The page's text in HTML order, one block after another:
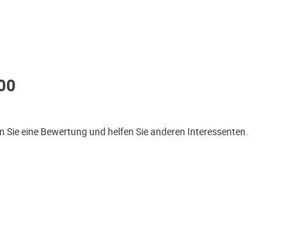
eine Bewertung und helfen Sie anderen Interessenten.